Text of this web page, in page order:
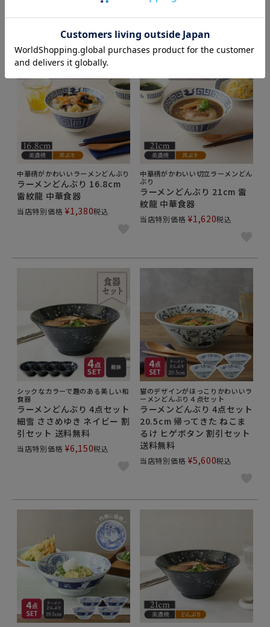
中華柄がかわいいラーメンどんぶり
ラーメンどんぶり 16.8cm
雷紋龍 中華食器
当店特別価格 ¥1,380税込
中華柄がかわいい切立ラーメンどん
ぶり
ラーメンどんぶり 21cm 雷
紋龍 中華食器
当店特別価格 ¥1,620税込
シックなカラーで趣のある美しい和
食器
ラーメンどんぶり 4点セット
細雪 ささめゆき ネイビー 割
引セット 送料無料
当店特別価格 ¥6,150税込
猫のデザインがほっこりかわいいラ
ーメンどんぶり４点セット
ラーメンどんぶり 4点セット
20.5cm 帰ってきた ねこま
るけ ヒゲボタン 割引セット
送料無料
当店特別価格 ¥5,600税込